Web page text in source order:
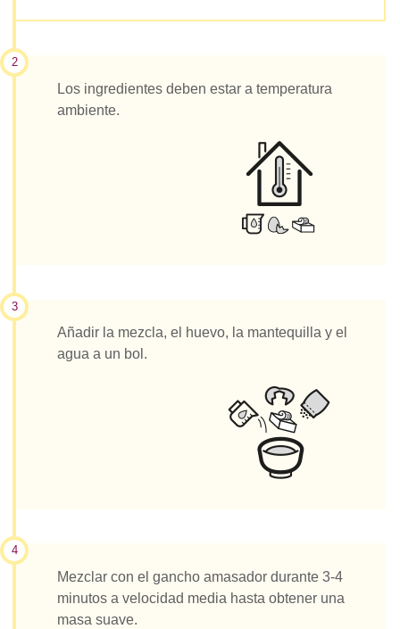
2
Los ingredientes deben estar a temperatura
ambiente.
3
Añadir la mezcla, el huevo, la mantequilla y el
agua a un bol.
4
Mezclar con el gancho amasador durante 3-4
minutos a velocidad media hasta obtener una
masa suave.